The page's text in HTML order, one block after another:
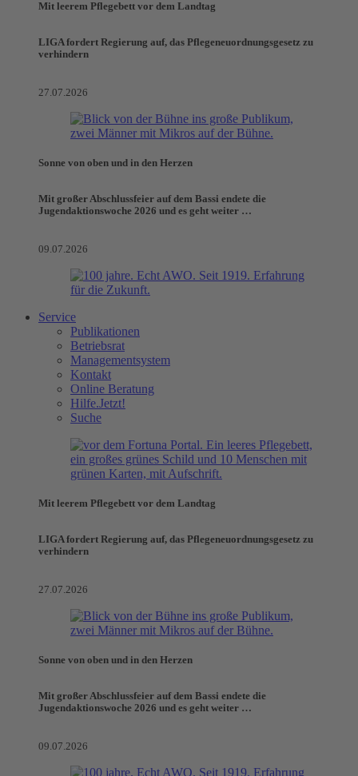
Mit leerem Pflegebett vor dem Landtag
LIGA fordert Regierung auf, das Pflegeneuordnungsgesetz zu
verhindern
27.07.2026
Sonne von oben und in den Herzen
Mit großer Abschlussfeier auf dem Bassi endete die
Jugendaktionswoche 2026 und es geht weiter …
09.07.2026
Service
Publikationen
Betriebsrat
Managementsystem
Kontakt
Online Beratung
Hilfe.Jetzt!
Suche
Mit leerem Pflegebett vor dem Landtag
LIGA fordert Regierung auf, das Pflegeneuordnungsgesetz zu
verhindern
27.07.2026
Sonne von oben und in den Herzen
Mit großer Abschlussfeier auf dem Bassi endete die
Jugendaktionswoche 2026 und es geht weiter …
09.07.2026